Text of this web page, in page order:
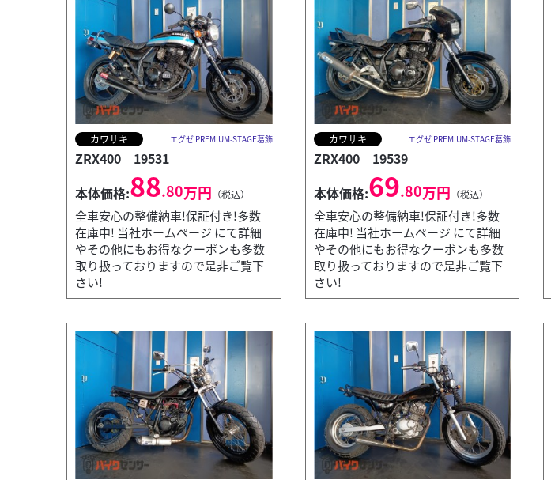
カワサキ エグゼ PREMIUM-STAGE葛飾
ZRX400 19531
本体価格:88.80万円 （税込）
全車安心の整備納車!保証付き!多数
在庫中! 当社ホームページ にて詳細
やその他にもお得なクーポンも多数
取り扱っておりますので是非ご覧下
さい!
カワサキ エグゼ PREMIUM-STAGE葛飾
ZRX400 19539
本体価格:69.80万円 （税込）
全車安心の整備納車!保証付き!多数
在庫中! 当社ホームページ にて詳細
やその他にもお得なクーポンも多数
取り扱っておりますので是非ご覧下
さい!